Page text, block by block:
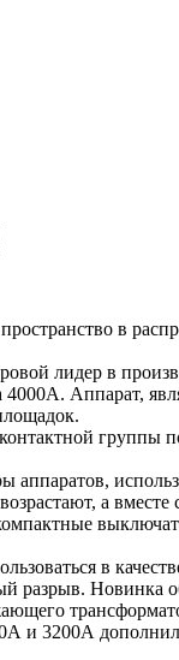
в
лидер в
4000А. Аппарат,
аппаратов,
а
в
разрыв. Новинка
и 3200А